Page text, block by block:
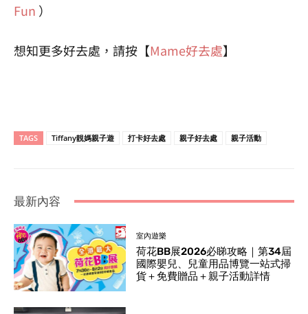
Fun ）
想知更多好去處，請按【Mame好去處】
TAGS Tiffany靚媽親子遊 打卡好去處 親子好去處 親子活動
最新內容
室內遊樂
荷花BB展2026必睇攻略｜第34屆
國際嬰兒、兒童用品博覽一站式掃
貨＋免費贈品＋親子活動詳情